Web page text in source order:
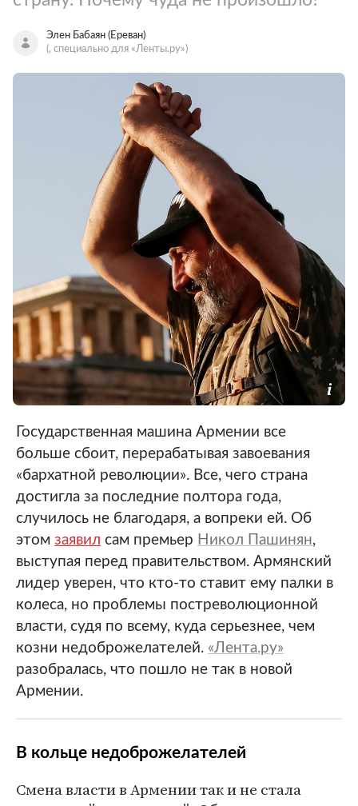
Элен Бабаян (Ереван)
(, специально для «Ленты.ру»)
Государственная машина Армении все
больше сбоит, перерабатывая завоевания
«бархатной революции». Все, чего страна
достигла за последние полтора года,
случилось не благодаря, а вопреки ей. Об
этом заявил сам премьер Никол Пашинян,
выступая перед правительством. Армянский
лидер уверен, что кто-то ставит ему палки в
колеса, но проблемы постреволюционной
власти, судя по всему, куда серьезнее, чем
козни недоброжелателей. «Лента.ру»
разобралась, что пошло не так в новой
Армении.
В кольце недоброжелателей
Смена власти в Армении так и не стала